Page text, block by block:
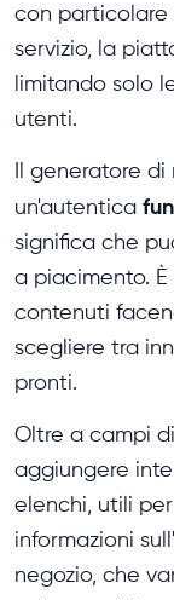
con particolare
servizio, la
limitando solo
utenti.
Il generatore
un'autentica
significa che
a piacimento.
contenuti
scegliere tra
pronti.
Oltre a campi
aggiungere
elenchi, utili
informazioni
negozio, che